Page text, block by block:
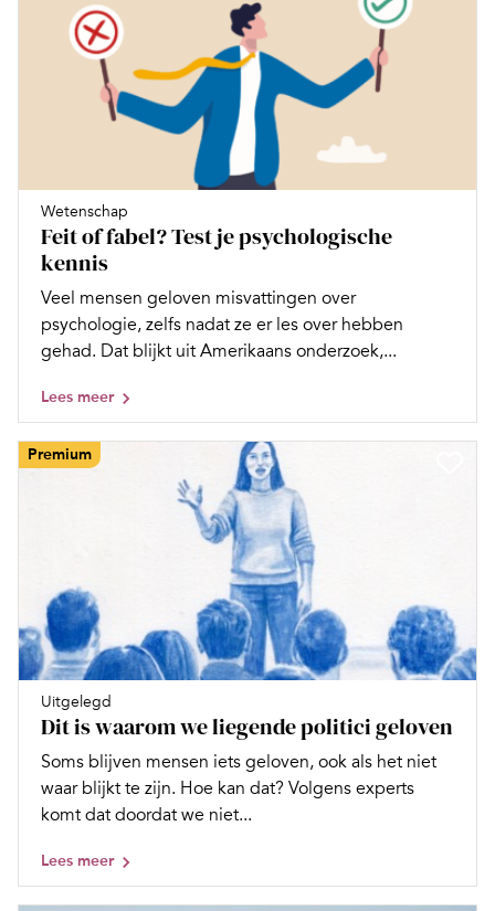
Wetenschap
Feit of fabel? Test je psychologische
kennis
Veel mensen geloven misvattingen over
psychologie, zelfs nadat ze er les over hebben
gehad. Dat blijkt uit Amerikaans onderzoek,...
Lees meer
Premium
Uitgelegd
Dit is waarom we liegende politici geloven
Soms blijven mensen iets geloven, ook als het niet
waar blijkt te zijn. Hoe kan dat? Volgens experts
komt dat doordat we niet...
Lees meer